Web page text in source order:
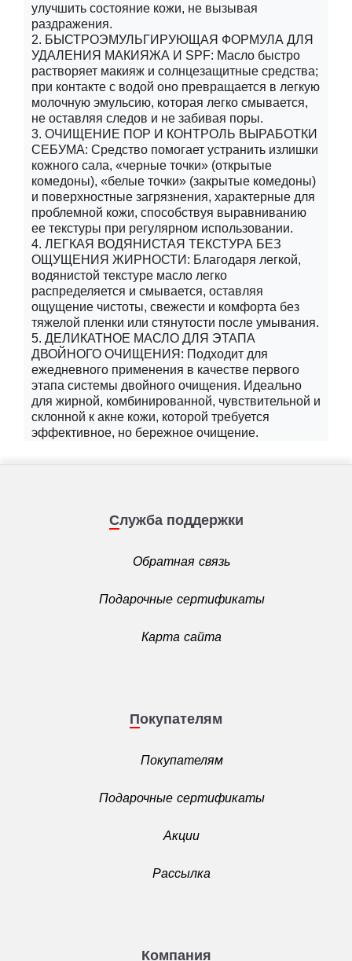
улучшить состояние кожи, не вызывая
раздражения.
2. БЫСТРОЭМУЛЬГИРУЮЩАЯ ФОРМУЛА ДЛЯ
УДАЛЕНИЯ МАКИЯЖА И SPF: Масло быстро
растворяет макияж и солнцезащитные средства;
при контакте с водой оно превращается в легкую
молочную эмульсию, которая легко смывается,
не оставляя следов и не забивая поры.
3. ОЧИЩЕНИЕ ПОР И КОНТРОЛЬ ВЫРАБОТКИ
СЕБУМА: Средство помогает устранить излишки
кожного сала, «черные точки» (открытые
комедоны), «белые точки» (закрытые комедоны)
и поверхностные загрязнения, характерные для
проблемной кожи, способствуя выравниванию
ее текстуры при регулярном использовании.
4. ЛЕГКАЯ ВОДЯНИСТАЯ ТЕКСТУРА БЕЗ
ОЩУЩЕНИЯ ЖИРНОСТИ: Благодаря легкой,
водянистой текстуре масло легко
распределяется и смывается, оставляя
ощущение чистоты, свежести и комфорта без
тяжелой пленки или стянутости после умывания.
5. ДЕЛИКАТНОЕ МАСЛО ДЛЯ ЭТАПА
ДВОЙНОГО ОЧИЩЕНИЯ: Подходит для
ежедневного применения в качестве первого
этапа системы двойного очищения. Идеально
для жирной, комбинированной, чувствительной и
склонной к акне кожи, которой требуется
эффективное, но бережное очищение.
Служба поддержки
Обратная связь
Подарочные сертификаты
Карта сайта
Покупателям
Покупателям
Подарочные сертификаты
Акции
Рассылка
Компания